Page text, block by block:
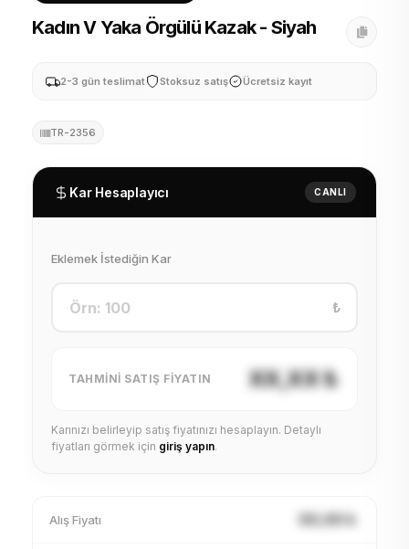
Kadın V Yaka Örgülü Kazak - Siyah
2-3 gün teslimat Stoksuz satış Ücretsiz kayıt
TR-2356
Kar Hesaplayıcı CANLI
Eklemek İstediğin Kar
₺
TAHMINI SATIŞ FIYATIN XX,XX ₺
Karınızı belirleyip satış fiyatınızı hesaplayın. Detaylı
fiyatları görmek için giriş yapın.
Alış Fiyatı XX,XX ₺